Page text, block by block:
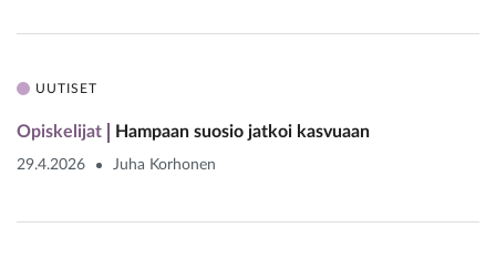
UUTISET
Opiskelijat Hampaan suosio jatkoi kasvuaan
29.4.2026 Juha Korhonen